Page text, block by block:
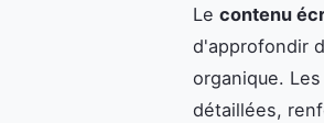
Le contenu
d'approfondir
organique. Les
détaillées,